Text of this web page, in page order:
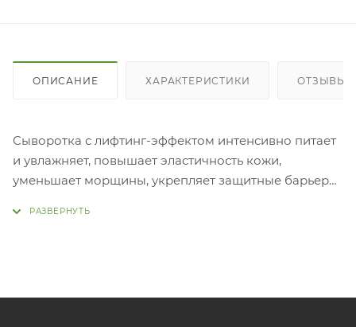
ОПИСАНИЕ ХАРАКТЕРИСТИКИ ОТЗЫВЫ
Сыворотка с лифтинг-эффектом интенсивно питает
и увлажняет, повышает эластичность кожи,
уменьшает морщины, укрепляет защитные барьеры,
эластичность, выравнивает структуру. Ниацинамид